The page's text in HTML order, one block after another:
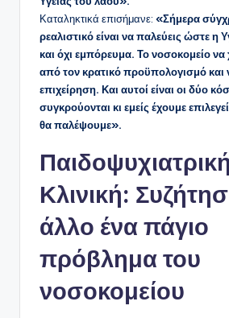
Καταληκτικά επισήμανε: «Σήμερα
ρεαλιστικό είναι να παλεύεις ώστε η
και όχι εμπόρευμα. Το νοσοκομείο να
από τον κρατικό προϋπολογισμό και
επιχείρηση. Και αυτοί είναι οι δύο
συγκρούονται κι εμείς έχουμε
θα παλέψουμε».
Παιδοψυχιατρική
Κλινική:
άλλο ένα πάγιο
πρόβλημα του
νοσοκομείου